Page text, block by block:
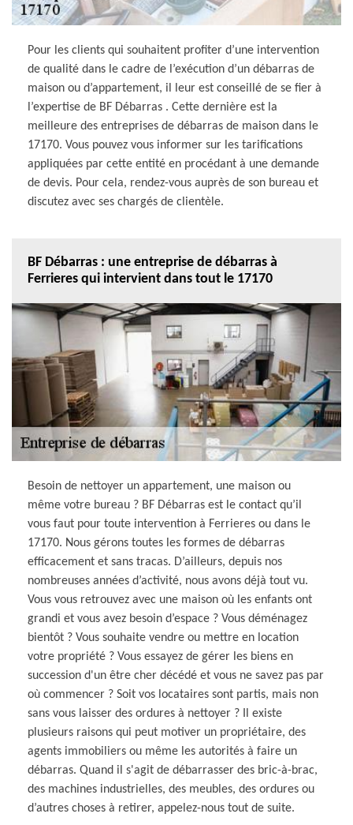
Pour les clients qui souhaitent profiter d’une intervention
de qualité dans le cadre de l’exécution d’un débarras de
maison ou d’appartement, il leur est conseillé de se fier à
l’expertise de BF Débarras . Cette dernière est la
meilleure des entreprises de débarras de maison dans le
17170. Vous pouvez vous informer sur les tarifications
appliquées par cette entité en procédant à une demande
de devis. Pour cela, rendez-vous auprès de son bureau et
discutez avec ses chargés de clientèle.
BF Débarras : une entreprise de débarras à
Ferrieres qui intervient dans tout le 17170
Besoin de nettoyer un appartement, une maison ou
même votre bureau ? BF Débarras est le contact qu’il
vous faut pour toute intervention à Ferrieres ou dans le
17170. Nous gérons toutes les formes de débarras
efficacement et sans tracas. D’ailleurs, depuis nos
nombreuses années d’activité, nous avons déjà tout vu.
Vous vous retrouvez avec une maison où les enfants ont
grandi et vous avez besoin d’espace ? Vous déménagez
bientôt ? Vous souhaite vendre ou mettre en location
votre propriété ? Vous essayez de gérer les biens en
succession d'un être cher décédé et vous ne savez pas par
où commencer ? Soit vos locataires sont partis, mais non
sans vous laisser des ordures à nettoyer ? Il existe
plusieurs raisons qui peut motiver un propriétaire, des
agents immobiliers ou même les autorités à faire un
débarras. Quand il s'agit de débarrasser des bric-à-brac,
des machines industrielles, des meubles, des ordures ou
d’autres choses à retirer, appelez-nous tout de suite.